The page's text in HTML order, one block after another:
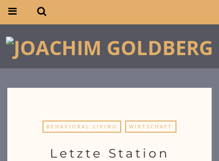
BEHAVIORAL LIVING WIRTSCHAFT
Letzte Station